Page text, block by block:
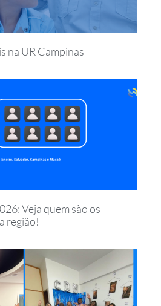
na UR Campinas
Veja quem são os
região!